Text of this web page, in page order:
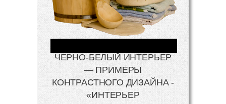
ЧЕРНО-БЕЛЫЙ ИНТЕРЬЕР
— ПРИМЕРЫ
КОНТРАСТНОГО ДИЗАЙНА -
«ИНТЕРЬЕР